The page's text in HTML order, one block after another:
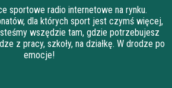
sportowe radio internetowe na rynku.
dla których sport jest czymś więcej,
wszędzie tam, gdzie potrzebujesz
z pracy, szkoły, na działkę. W drodze po
emocje!